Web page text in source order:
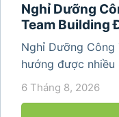
Nghỉ Dưỡng
Team Building
Nghỉ Dưỡng Công
hướng được
hợp giữa nghỉ
6 Tháng 8, 2026